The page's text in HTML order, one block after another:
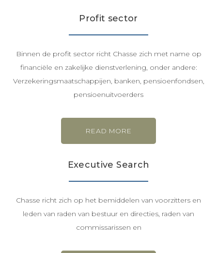
Profit sector
Binnen de profit sector richt Chasse zich met name op
financiële en zakelijke dienstverlening, onder andere:
Verzekeringsmaatschappijen, banken, pensioenfondsen,
pensioenuitvoerders
READ MORE
Executive Search
Chasse richt zich op het bemiddelen van voorzitters en
leden van raden van bestuur en directies, raden van
commissarissen en